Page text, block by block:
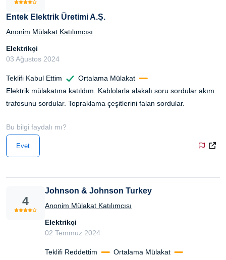
Entek Elektrik Üretimi A.Ş.
Anonim Mülakat Katılımcısı
Elektrikçi
03 Ağustos 2024
Teklifi Kabul Ettim
Ortalama Mülakat
Elektrik mülakatına katıldım. Kablolarla alakalı soru sordular akım
trafosunu sordular. Topraklama çeşitlerini falan sordular.
Bu bilgi faydalı mı?
Evet
4
Johnson & Johnson Turkey
Anonim Mülakat Katılımcısı
Elektrikçi
02 Temmuz 2024
Teklifi Reddettim
Ortalama Mülakat